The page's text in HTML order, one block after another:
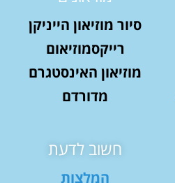
סיור מוזיאון הייניקן
רייקסמוזיאום
מוזיאון האינסטגרם
מדורדם
חשוב לדעת
המלצות